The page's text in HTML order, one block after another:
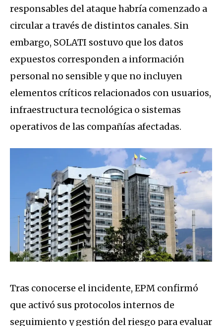
responsables del ataque habría comenzado a
circular a través de distintos canales. Sin
embargo, SOLATI sostuvo que los datos
expuestos corresponden a información
personal no sensible y que no incluyen
elementos críticos relacionados con usuarios,
infraestructura tecnológica o sistemas
operativos de las compañías afectadas.
Tras conocerse el incidente, EPM confirmó
que activó sus protocolos internos de
seguimiento y gestión del riesgo para evaluar